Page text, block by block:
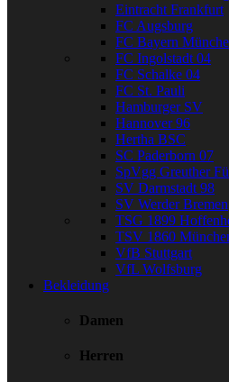
Eintracht Frankfurt
FC Augsburg
FC Bayern
FC Ingolstadt 04
FC Schalke 04
FC St. Pauli
Hamburger SV
Hannover 96
Hertha BSC
SC Paderborn 07
SpVgg Greuther
SV Darmstadt 98
SV Werder Bremen
TSG 1899
TSV 1860
VfB Stuttgart
VfL Wolfsburg
Bekleidung
Damen
Herren